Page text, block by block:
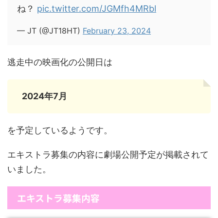
ね？ pic.twitter.com/JGMfh4MRbl
— JT (@JT18HT) February 23, 2024
逃走中の映画化の公開日は
2024年7月
を予定しているようです。
エキストラ募集の内容に劇場公開予定が掲載されて
いました。
エキストラ募集内容